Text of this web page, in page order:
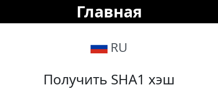
Главная
RU
Получить SHA1 хэш